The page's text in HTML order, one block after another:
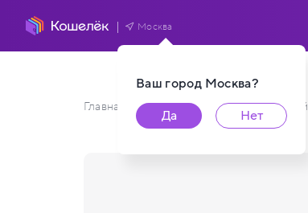
Ваш город Москва?
Да
Нет
Москва
Главная / Каталог карт пользователей